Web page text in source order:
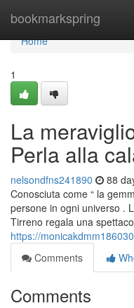
bookmarkspring
Home
Home
1
La
Perla alla
nelsondfns241890 88
Conosciuta come “ la
persone in ogni universo .
Tirreno regala una
https://
Comments
Comments